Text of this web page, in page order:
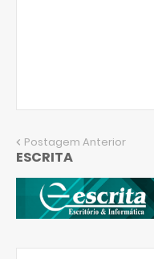
Postagem Anterior
ESCRITA